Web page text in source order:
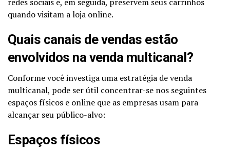
quando visitam a loja online.
Quais canais de vendas estão
envolvidos na venda multicanal?
Conforme você investiga uma estratégia de venda
multicanal, pode ser útil concentrar-se nos seguintes
espaços físicos e online que as empresas usam para
alcançar seu público-alvo:
Espaços físicos